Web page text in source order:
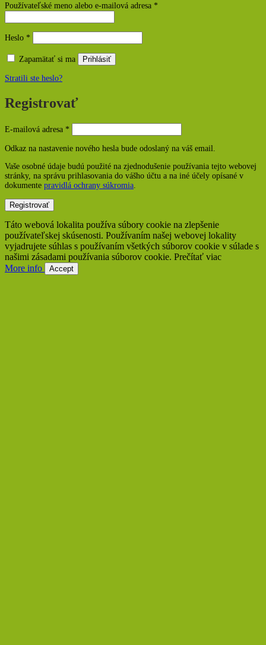
Používateľské meno alebo e-mailová adresa *
Heslo *
Zapamätať si ma Prihlásiť
Stratili ste heslo?
Registrovať
E-mailová adresa * Povinné
Odkaz na nastavenie nového hesla bude odoslaný na váš email.
Vaše osobné údaje budú použité na zjednodušenie používania tejto webovej
stránky, na správu prihlasovania do vášho účtu a na iné účely opísané v
dokumente pravidlá ochrany súkromia
Registrovať
Táto webová lokalita používa súbory cookie na zlepšenie
používateľskej skúsenosti. Používaním našej webovej lokality
vyjadrujete súhlas s používaním všetkých súborov cookie v súlade s
našimi zásadami používania súborov cookie. Prečítať viac
More info
Accept